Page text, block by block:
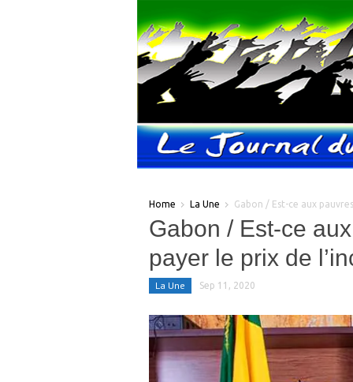
Home La Une Gabon / Est-ce aux
Gabon / Est-ce
payer le prix de
La Une Sep 11, 2020